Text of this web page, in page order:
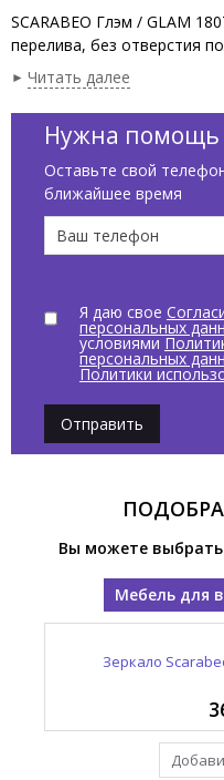
SCARABEO Глэм / GLAM
перелива, без отверстия
установка на столешницу.
Tobacco. Представленная
различных цветовых
Читать далее
Нужна помощь
Оставьте свой
ближайшее время
Я даю свое
персональных
условиями
персональных
Политики
Отправить
Вы можете
Мебель для
Зеркало
Раковина
Уже